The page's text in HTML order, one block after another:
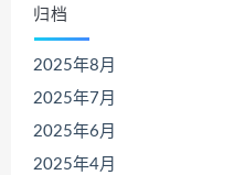
归档
2025年8月
2025年7月
2025年6月
2025年4月